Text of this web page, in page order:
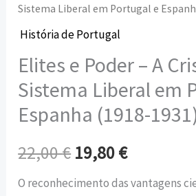
Sistema Liberal em Portugal e
História de Portugal
Elites e Poder – A
Sistema Liberal em
Espanha (1918-
22,00€ 19,80€
O reconhecimento das vantagens